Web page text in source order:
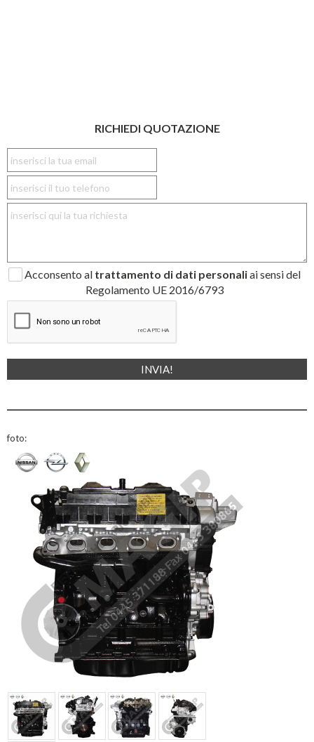
RICHIEDI QUOTAZIONE
Acconsento al trattamento di dati personaliai sensi del
Regolamento UE 2016/6793
foto: